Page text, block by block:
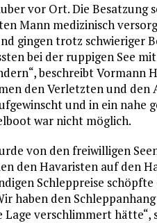
vor Ort. Die Besatzung
Mann medizinisch
gingen trotz schwieriger
bei der ruppigen See
beschreibt Vormann
den Verletzten und den
und in ein nahe
war nicht möglich.
von den freiwilligen
den Havaristen auf den
Schleppreise
haben den
verschlimmert hätte“,